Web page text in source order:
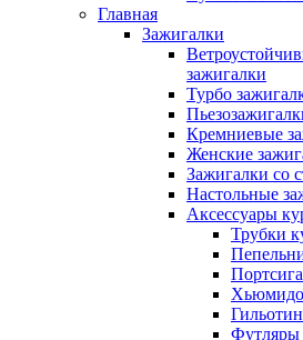
Главная
Зажигалки
зажигалки
Турбо
Кремниевые
Женские
Зажигалки со
Настольные
Аксессуары
Трубки
Футляры